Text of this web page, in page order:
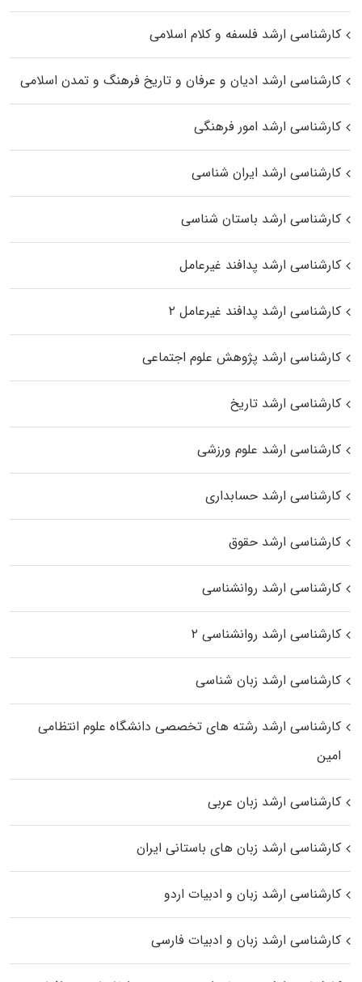
کارشناسی ارشد فلسفه و کلام اسلامی
کارشناسی ارشد ادیان و عرفان و تاریخ فرهنگ و تمدن اسلامی
کارشناسی ارشد امور فرهنگی
کارشناسی ارشد ایران شناسی
کارشناسی ارشد باستان شناسی
کارشناسی ارشد پدافند غیرعامل
کارشناسی ارشد پدافند غیرعامل ۲
کارشناسی ارشد پژوهش علوم اجتماعی
کارشناسی ارشد تاریخ
کارشناسی ارشد علوم ورزشی
کارشناسی ارشد حسابداری
کارشناسی ارشد حقوق
کارشناسی ارشد روانشناسی
کارشناسی ارشد روانشناسی ۲
کارشناسی ارشد زبان شناسی
کارشناسی ارشد رﺷﺘﻪ ﻫﺎی تخصصی داﻧﺸﮕﺎه ﻋﻠﻮم انتظامی
اﻣﻴﻦ
کارشناسی ارشد زبان عربی
کارشناسی ارشد زبان‌ های باستانی ایران
کارشناسی ارشد زبان و ادبیات اردو
کارشناسی ارشد زبان و ادبیات فارسی